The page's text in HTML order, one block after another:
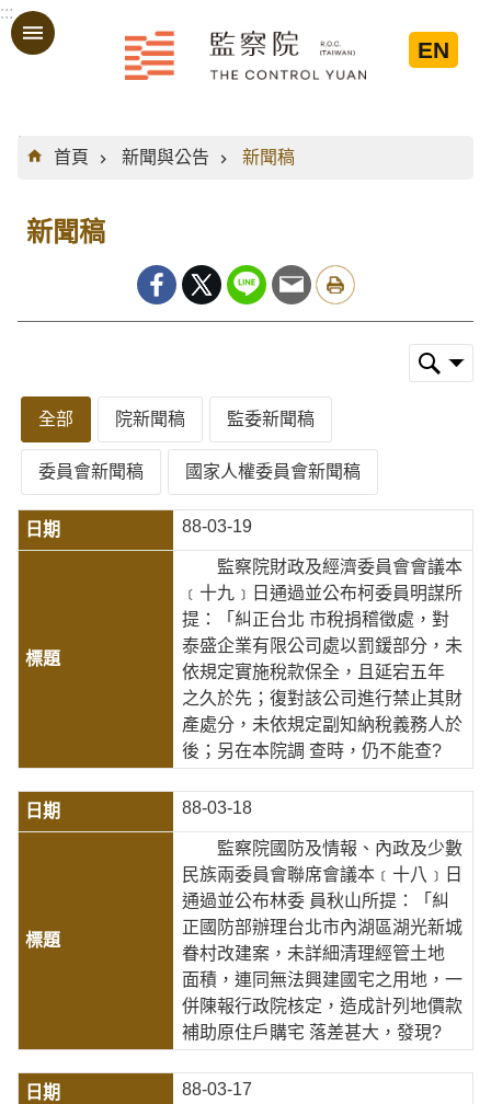
跳到主要內容區塊
:::
EN
:::
首頁
新聞與公告 新聞稿
新聞稿
全部 院新聞稿 監委新聞稿
委員會新聞稿 國家人權委員會新聞稿
88-03-19
監察院財政及經濟委員會會議本
﹝十九﹞日通過並公布柯委員明謀所
提：「糾正台北 市稅捐稽徵處，對
泰盛企業有限公司處以罰鍰部分，未
依規定實施稅款保全，且延宕五年
之久於先；復對該公司進行禁止其財
產處分，未依規定副知納稅義務人於
後；另在本院調 查時，仍不能查?
88-03-18
監察院國防及情報、內政及少數
民族兩委員會聯席會議本﹝十八﹞日
通過並公布林委 員秋山所提：「糾
正國防部辦理台北市內湖區湖光新城
眷村改建案，未詳細清理經管土地
面積，連同無法興建國宅之用地，一
併陳報行政院核定，造成計列地價款
補助原住戶購宅 落差甚大，發現?
88-03-17